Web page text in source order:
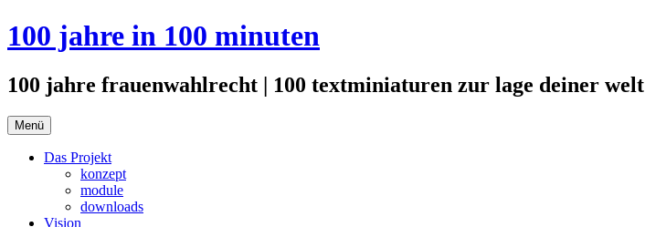
Zum
Inhalt
100 jahre in 100 minuten
100 jahre frauenwahlrecht | 100 textminiaturen zur lage deiner welt
Menü
Das Projekt
konzept
module
downloads
Vision